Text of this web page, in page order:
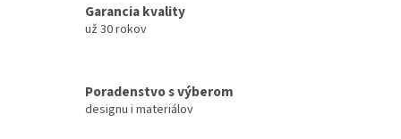
Garancia kvality
už 30 rokov
Poradenstvo s výberom
designu i materiálov